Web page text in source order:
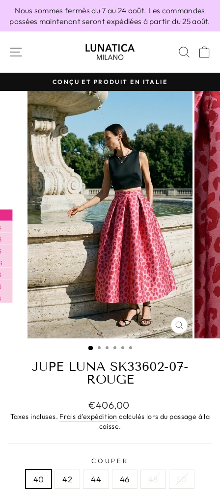
contenu
Nous sommes fermés du 7 au 24 août. Les commandes
passées maintenant seront expédiées à partir du 25 août.
Diaporama
CONÇU ET PRODUIT EN ITALIE
FERMER
(ESC)
JUPE LUNA SK33602-07-
ROUGE
Prix
régulier
€406,00
Taxes incluses. Frais d'expédition calculés lors du passage à la
caisse.
COUPER
40 42 44 46 48 50